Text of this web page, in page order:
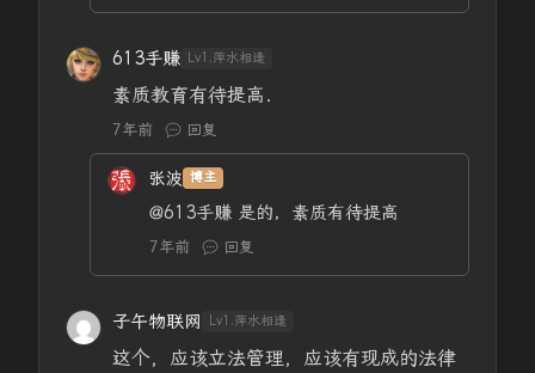
613手赚 Lv1.萍水相逢
素质教育有待提高．
7年前 回复
张波 博主
@613手赚 是的，素质有待提高
7年前 回复
子午物联网 Lv1.萍水相逢
这个，应该立法管理，应该有现成的法律